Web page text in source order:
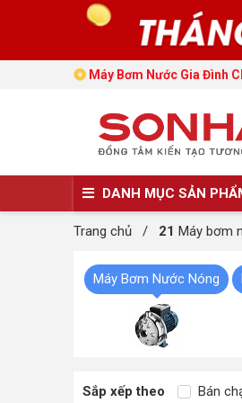
Máy Bơm Nước Gia Đình
DANH MỤC SẢN
Trang chủ / 21 Máy bơm
Máy Bơm Nước Nóng
Sắp xếp theo Bán